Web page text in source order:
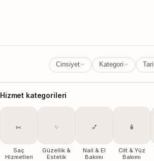
Cinsiyet Kategori
Hizmet kategorileri
✂️
Saç
Hizmetleri
✨
Güzellik &
Estetik
💅
Nail & El
Bakımı
🧴
Cilt & Yüz
Bakımı